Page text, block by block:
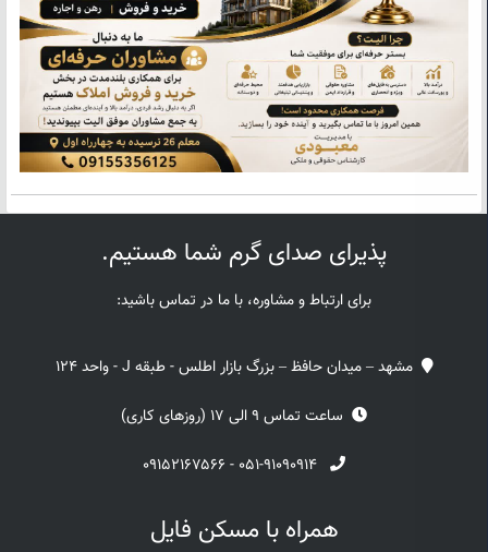
پذیرای صدای گرم شما هستیم.
برای ارتباط و مشاوره، با ما در تماس باشید:
مشهد – میدان حافظ – بزرگ بازار اطلس - طبقه J - واحد 124
ساعت تماس 9 الی 17 (روزهای کاری)
۰۵۱-۹۱۰۹۰۹۱۴ - ۰۹۱۵۲۱۶۷۵۶۶
همراه با مسکن فایل